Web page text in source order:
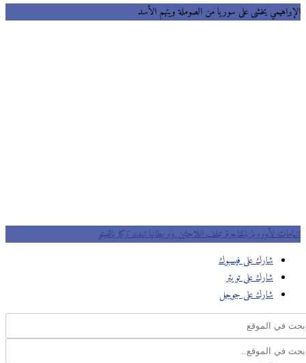
يخشى على سوريا من الصوملة ويتهم الأسد
لأوروبا بالمتاجرة بملف اللاجئين وبريطانيا تهدد تركيا بالفيتو
شارك على فيسبوك
شارك على تويتر
شارك على جوجل